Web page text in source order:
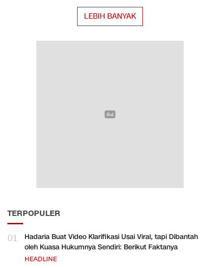
LEBIH BANYAK
TERPOPULER
01
Hadaria Buat Video Klarifikasi Usai Viral, tapi Dibantah
oleh Kuasa Hukumnya Sendiri: Berikut Faktanya
HEADLINE